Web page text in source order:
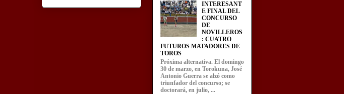
INTERESANT
E FINAL DEL
CONCURSO
DE
NOVILLEROS
: CUATRO
FUTUROS MATADORES DE
TOROS
Próxima alternativa. El domingo
30 de marzo, en Torokuna, José
Antonio Guerra se alzó como
triunfador del concurso; se
doctorará, en julio, ...